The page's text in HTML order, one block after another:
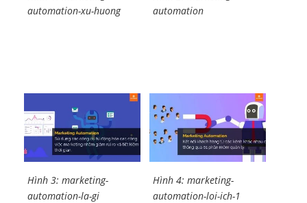
automation-xu-huong
automation
Hình 3: marketing-
automation-la-gi
Hình 4: marketing-
automation-loi-ich-1